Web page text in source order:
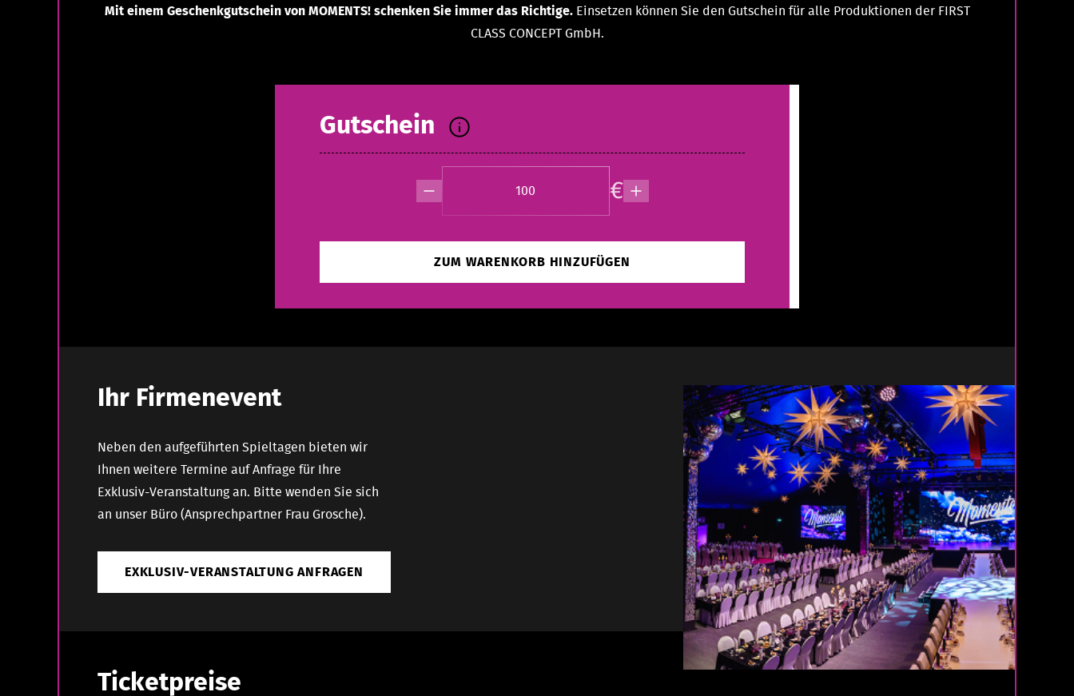
Mit einem Geschenkgutschein von MOMENTS! schenken Sie immer das Richtige.Einsetzen können Sie den Gutschein für alle Produktionen der FIRST
CLASS CONCEPT GmbH.
Gutschein
€
ZUM WARENKORB HINZUFÜGEN
Ihr Firmenevent
Neben den aufgeführten Spieltagen bieten wir
Ihnen weitere Termine auf Anfrage für Ihre
Exklusiv-Veranstaltung an. Bitte wenden Sie sich
an unser Büro (Ansprechpartner Frau Grosche).
EXKLUSIV-VERANSTALTUNG ANFRAGEN
Ticketpreise